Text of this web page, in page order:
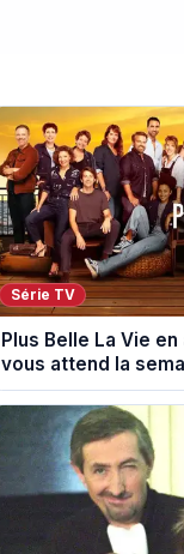
Série TV
Plus Belle La Vie
vous attend la
août 2026 (spoiler)